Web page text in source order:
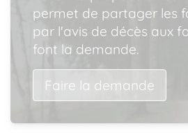
permet de partager les
par l'avis de décès aux
font la demande.
Faire la demande